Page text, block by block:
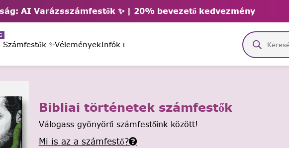
AI Varázsszámfestők ✨ | 20% bevezető kedvezmény
Számfestők ✨VéleményekInfók ℹ️
Bibliai történetek számfestők
Válogass gyönyörű számfestőink között!
Mi is az a számfestő?